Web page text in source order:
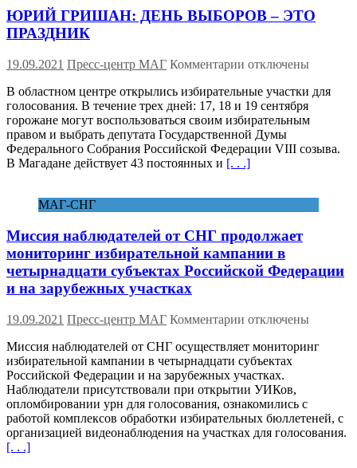
ЮРИЙ ГРИШАН: ДЕНЬ ВЫБОРОВ – ЭТО
ПРАЗДНИК
19.09.2021 Пресс-центр МАГ Комментарии к
ЮРИЙ
ГРИШАН:
ДЕНЬ
ВЫБОРОВ
–
ЭТО
отключены
В областном центре открылись избирательные участки для
голосования. В течение трех дней: 17, 18 и 19 сентября
горожане могут воспользоваться своим избирательным
правом и выбрать депутата Государственной Думы
Федерального Собрания Российской Федерации VIII созыва.
В Магадане действует 43 постоянных и [. . .]
МАГ-СНГ
Миссия наблюдателей от СНГ продолжает
мониторинг избирательной кампании в
четырнадцати субъектах Российской Федерации
и на зарубежных участках
19.09.2021 Пресс-центр МАГ Комментарии к
Миссия
наблюдателей
от
СНГ
продолжает
мониторинг
избирательной
отключены
Миссия наблюдателей от СНГ осуществляет мониторинг
избирательной кампании в четырнадцати субъектах
Российской Федерации и на зарубежных участках.
Наблюдатели присутствовали при открытии УИКов,
опломбировании урн для голосования, ознакомились с
работой комплексов обработки избирательных бюллетеней, с
организацией видеонаблюдения на участках для голосования.
[. . .]